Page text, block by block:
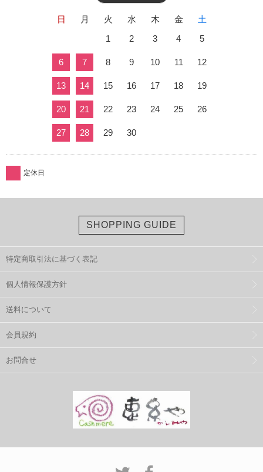
日 月 火 水 木 金
土
1
2 3 4 5
6 7 8 9 10 11 12
13 14 15 16 17 18 19
20 21 22 23 24 25 26
27 28 29 30
定休日
SHOPPING GUIDE
特定商取引法に基づく表記
個人情報保護方針
送料について
会員規約
お問合せ